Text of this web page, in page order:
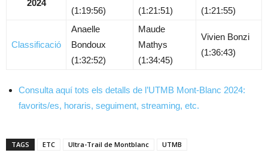
2024
(1:19:56)
(1:21:51)
(1:21:55)
Classificació
Anaelle
Bondoux
(1:32:52)
Maude
Mathys
(1:34:45)
Vivien Bonzi
(1:36:43)
Consulta aquí tots els detalls de l’UTMB Mont-Blanc 2024:
favorits/es, horaris, seguiment, streaming, etc.
TAGS ETC Ultra-Trail de Montblanc UTMB